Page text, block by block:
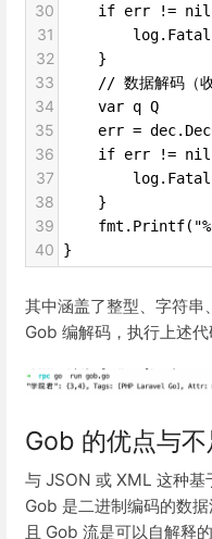
30 if err !=
31
32 }
33 // 数据解码（收
34 var q Q
35 err =
36 if err !=
37
38 }
39
40 }
其中涵盖了整型、字符串
Gob 编解码，执行上述代
Gob 的优点与不
与 JSON 或 XML 这种基
Gob 是二进制编码的数
且 Gob 流是可以自解释